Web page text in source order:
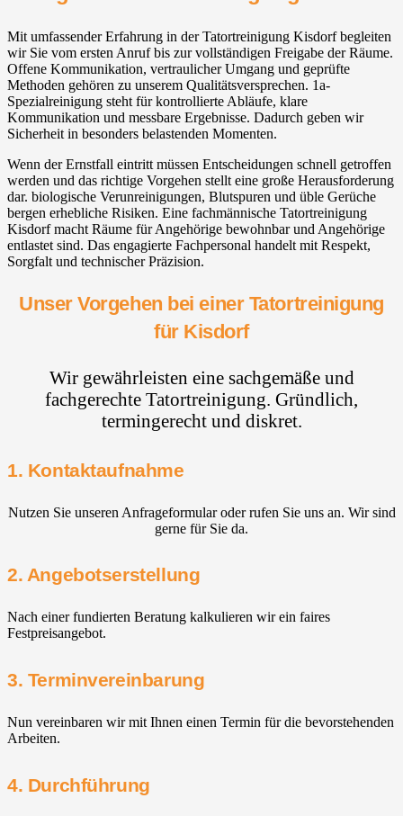
Mit umfassender Erfahrung in der Tatortreinigung Kisdorf begleiten
wir Sie vom ersten Anruf bis zur vollständigen Freigabe der Räume.
Offene Kommunikation, vertraulicher Umgang und geprüfte
Methoden gehören zu unserem Qualitätsversprechen. 1a-
Spezialreinigung steht für kontrollierte Abläufe, klare
Kommunikation und messbare Ergebnisse. Dadurch geben wir
Sicherheit in besonders belastenden Momenten.
Wenn der Ernstfall eintritt müssen Entscheidungen schnell getroffen
werden und das richtige Vorgehen stellt eine große Herausforderung
dar. biologische Verunreinigungen, Blutspuren und üble Gerüche
bergen erhebliche Risiken. Eine fachmännische Tatortreinigung
Kisdorf macht Räume für Angehörige bewohnbar und Angehörige
entlastet sind. Das engagierte Fachpersonal handelt mit Respekt,
Sorgfalt und technischer Präzision.
Unser Vorgehen bei einer Tatortreinigung
für Kisdorf
Wir gewährleisten eine sachgemäße und
fachgerechte Tatortreinigung. Gründlich,
termingerecht und diskret.
1. Kontaktaufnahme
Nutzen Sie unseren Anfrageformular oder rufen Sie uns an. Wir sind
gerne für Sie da.
2. Angebotserstellung
Nach einer fundierten Beratung kalkulieren wir ein faires
Festpreisangebot.
3. Terminvereinbarung
Nun vereinbaren wir mit Ihnen einen Termin für die bevorstehenden
Arbeiten.
4. Durchführung